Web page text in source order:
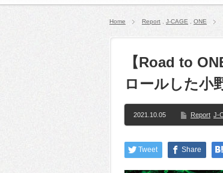
Home Report J-CAGE ONE
【Road to
ロールした小
2021.10.05 Report J-
Tweet Share